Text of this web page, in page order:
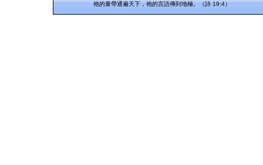
祂的量帶通遍天下，祂的言語傳到地極。（詩 19:4）